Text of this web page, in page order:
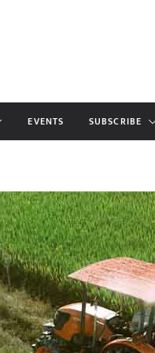
EVENTS SUBSCRIBE